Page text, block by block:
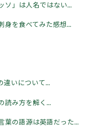
ソ」は人名ではない...
身を食べてみた感想...
違いについて...
読み方を解く...
葉の語源は英語だった...